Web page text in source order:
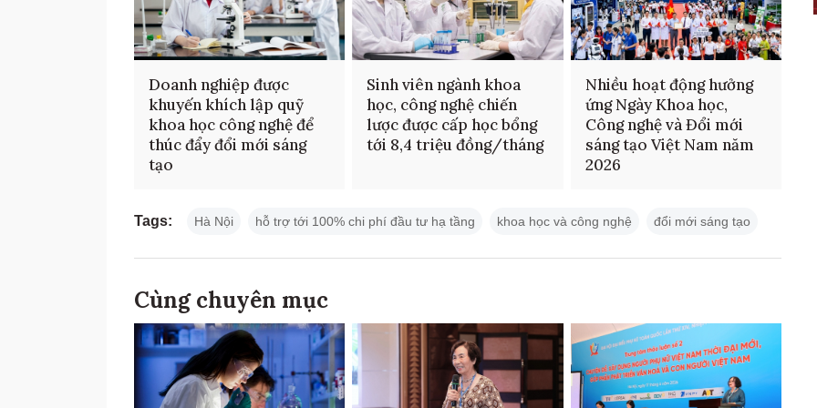
Doanh nghiệp được
khuyến khích lập quỹ
khoa học công nghệ để
thúc đẩy đổi mới sáng
tạo
Sinh viên ngành khoa
học, công nghệ chiến
lược được cấp học bổng
tới 8,4 triệu đồng/tháng
Nhiều hoạt động hưởng
ứng Ngày Khoa học,
Công nghệ và Đổi mới
sáng tạo Việt Nam năm
2026
Tags: Hà Nội hỗ trợ tới 100% chi phí đầu tư hạ tầng khoa học và công nghệ đổi mới sáng tạo
Cùng chuyên mục